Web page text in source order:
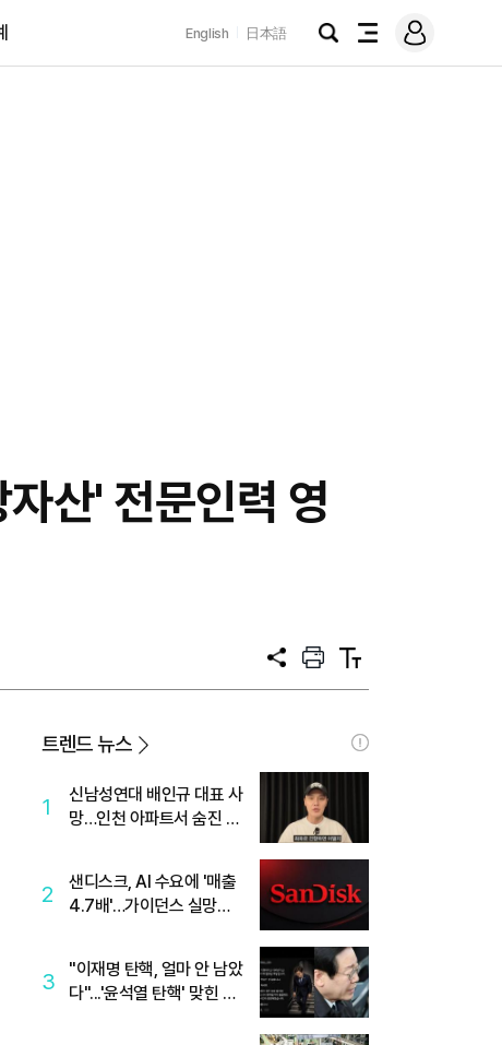
English 日本語
검
전
메
그
산' 전문인력 영
공
프
트
텍
트
트렌드 뉴스
1
신남성연대 배인규 대표 사
망…인천 아파트서 숨진 채
2
샌디스크, AI 수요에 '매출
4.7배'…가이던스 실망에
3
"이재명 탄핵, 얼마 안 남았
다"...'윤석열 탄핵' 맞힌 무